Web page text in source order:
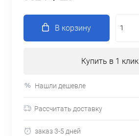
В корзину
Купить в 1 клик
Нашли дешевле
Рассчитать доставку
заказ 3-5 дней